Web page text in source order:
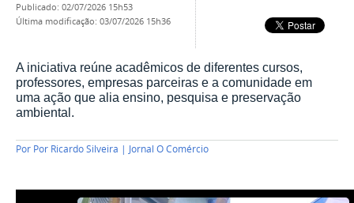
publicado: 02/07/2026 15h53
última modificação: 03/07/2026 15h36
A iniciativa reúne acadêmicos de diferentes cursos,
professores, empresas parceiras e a comunidade em
uma ação que alia ensino, pesquisa e preservação
ambiental.
Por Por Ricardo Silveira | Jornal O Comércio